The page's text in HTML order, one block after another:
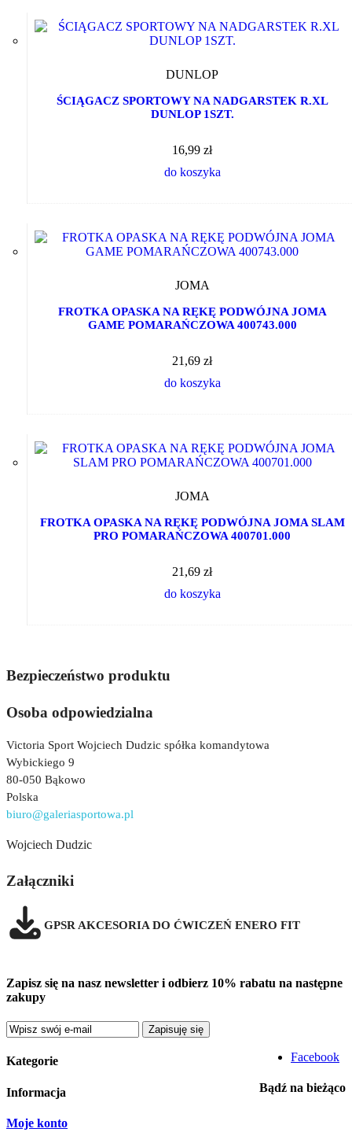
DUNLOP
ŚCIĄGACZ SPORTOWY NA NADGARSTEK R.XL
DUNLOP 1SZT.
16,99 zł
do koszyka
JOMA
FROTKA OPASKA NA RĘKĘ PODWÓJNA JOMA
GAME POMARAŃCZOWA 400743.000
21,69 zł
do koszyka
JOMA
FROTKA OPASKA NA RĘKĘ PODWÓJNA JOMA SLAM
PRO POMARAŃCZOWA 400701.000
21,69 zł
do koszyka
Bezpieczeństwo produktu
Osoba odpowiedzialna
Victoria Sport Wojciech Dudzic spółka komandytowa
Wybickiego 9
80-050 Bąkowo
Polska
biuro@galeriasportowa.pl
Wojciech Dudzic
Załączniki
GPSR AKCESORIA DO ĆWICZEŃ ENERO FIT
Zapisz się na nasz newsletter i odbierz 10% rabatu na następne
zakupy
Zapisuję się
Facebook
Bądź na bieżąco
Kategorie
Informacja
Moje konto